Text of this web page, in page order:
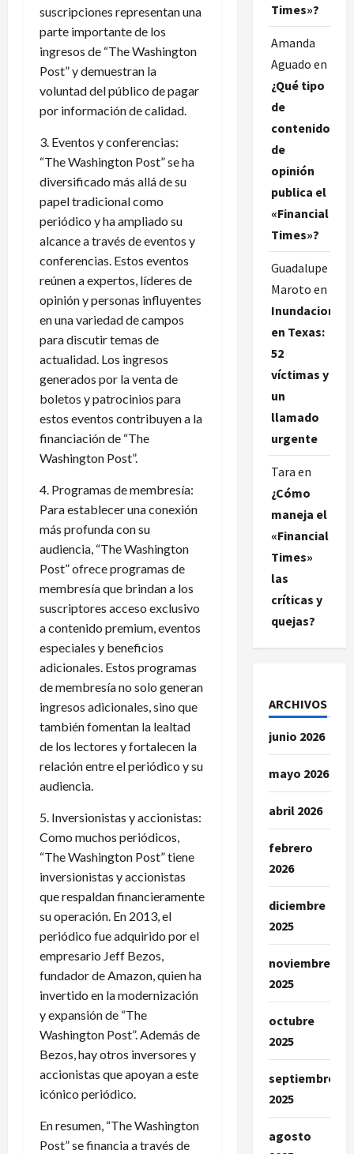
suscripciones representan una
parte importante de los
ingresos de “The Washington
Post” y demuestran la
voluntad del público de pagar
por información de calidad.
3. Eventos y conferencias:
“The Washington Post” se ha
diversificado más allá de su
papel tradicional como
periódico y ha ampliado su
alcance a través de eventos y
conferencias. Estos eventos
reúnen a expertos, líderes de
opinión y personas influyentes
en una variedad de campos
para discutir temas de
actualidad. Los ingresos
generados por la venta de
boletos y patrocinios para
estos eventos contribuyen a la
financiación de “The
Washington Post”.
4. Programas de membresía:
Para establecer una conexión
más profunda con su
audiencia, “The Washington
Post” ofrece programas de
membresía que brindan a los
suscriptores acceso exclusivo
a contenido premium, eventos
especiales y beneficios
adicionales. Estos programas
de membresía no solo generan
ingresos adicionales, sino que
también fomentan la lealtad
de los lectores y fortalecen la
relación entre el periódico y su
audiencia.
5. Inversionistas y accionistas:
Como muchos periódicos,
“The Washington Post” tiene
inversionistas y accionistas
que respaldan financieramente
su operación. En 2013, el
periódico fue adquirido por el
empresario Jeff Bezos,
fundador de Amazon, quien ha
invertido en la modernización
y expansión de “The
Washington Post”. Además de
Bezos, hay otros inversores y
accionistas que apoyan a este
icónico periódico.
En resumen, “The Washington
Post” se financia a través de
Times»?
Amanda
Aguado en
¿Qué tipo
de
contenido
de
opinión
publica el
«Financial
Times»?
Guadalupe
Maroto en
Inundaciones
en Texas:
52
víctimas y
un
llamado
urgente
Tara en
¿Cómo
maneja el
«Financial
Times»
las
críticas y
quejas?
ARCHIVOS
junio 2026
mayo 2026
abril 2026
febrero
2026
diciembre
2025
noviembre
2025
octubre
2025
septiembre
2025
agosto